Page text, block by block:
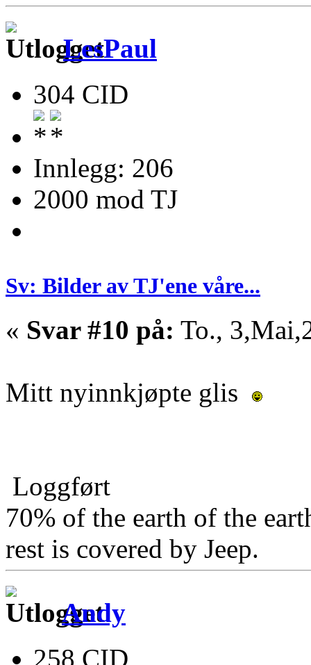
LesPaul
304 CID
Innlegg: 206
2000 mod TJ
Sv: Bilder av TJ'ene våre...
« Svar #10 på: To.,
Mitt nyinnkjøpte glis
Loggført
70% of the earth of the
rest is covered by Jeep.
Andy
258 CID